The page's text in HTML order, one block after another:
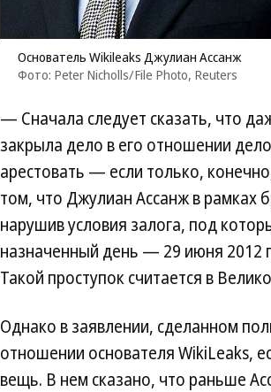
Основатель Wikileaks Джулиан Ассанж
Фото: Peter Nicholls/File Photo, Reuters
— Сначала следует сказать, что
закрыла дело в его отношении
арестовать — если только,
том, что Джулиан Ассанж в рамках
нарушив условия залога, под
назначенный день — 29 июня 2012
Такой проступок считается в
Однако в заявлении, сделанном
отношении основателя WikiLeaks,
вещь. В нем сказано, что раньше